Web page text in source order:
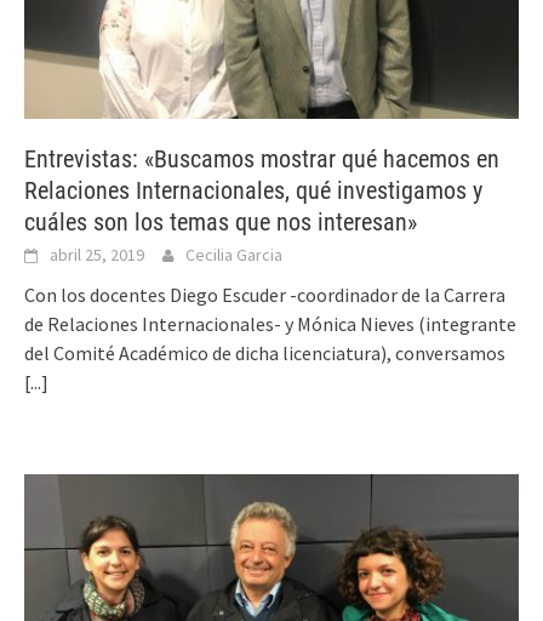
Entrevistas: «Buscamos mostrar qué hacemos en
Relaciones Internacionales, qué investigamos y
cuáles son los temas que nos interesan»
abril 25, 2019 Cecilia Garcia
Con los docentes Diego Escuder -coordinador de la Carrera
de Relaciones Internacionales- y Mónica Nieves (integrante
del Comité Académico de dicha licenciatura), conversamos
[...]